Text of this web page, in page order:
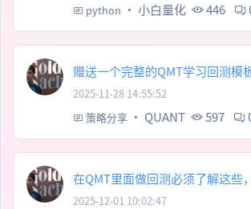
python · 小白量化 446
赠送一个完整的QMT学习回测模板
2025-11-28 14:55:52
策略分享 · QUANT 597
在QMT里面做回测必须了解这些
2025-12-01 10:02:47